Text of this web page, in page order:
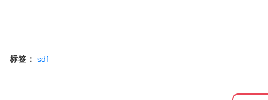
标签： sdf